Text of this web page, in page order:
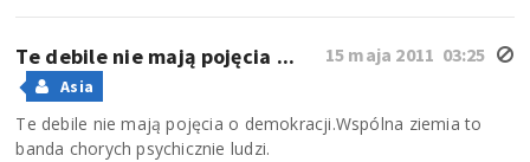
15 maja 2011 03:25
Te debile nie mają pojęcia ...
Asia
Te debile nie mają pojęcia o demokracji.Wspólna ziemia to
banda chorych psychicznie ludzi.